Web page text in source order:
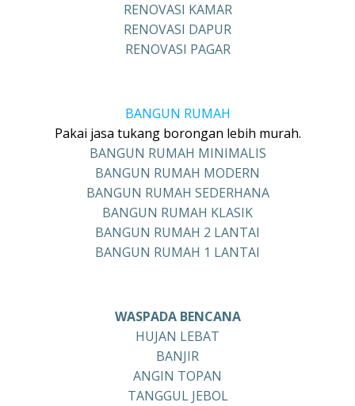
RENOVASI KAMAR
RENOVASI DAPUR
RENOVASI PAGAR
BANGUN RUMAH
Pakai jasa tukang borongan lebih murah.
BANGUN RUMAH MINIMALIS
BANGUN RUMAH MODERN
BANGUN RUMAH SEDERHANA
BANGUN RUMAH KLASIK
BANGUN RUMAH 2 LANTAI
BANGUN RUMAH 1 LANTAI
WASPADA BENCANA
HUJAN LEBAT
BANJIR
ANGIN TOPAN
TANGGUL JEBOL